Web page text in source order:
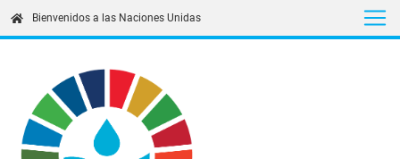
Bienvenidos a las Naciones Unidas